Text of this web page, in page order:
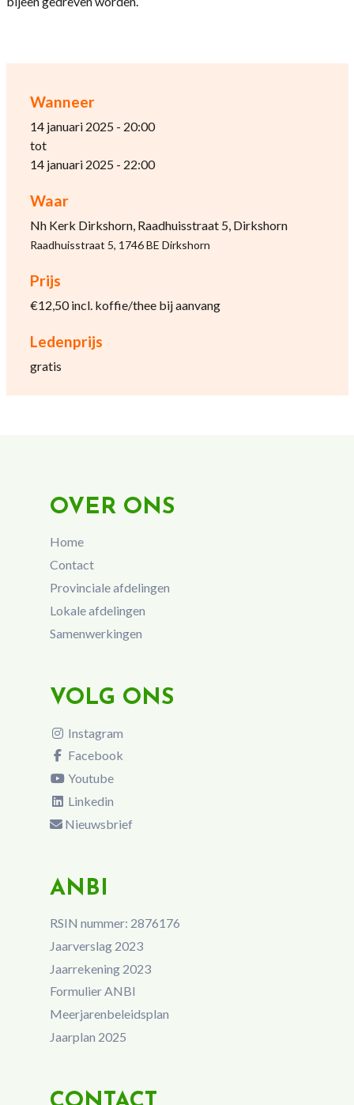
Wanneer
14 januari 2025 - 20:00
tot
14 januari 2025 - 22:00
Waar
Nh Kerk Dirkshorn, Raadhuisstraat 5, Dirkshorn
Raadhuisstraat 5, 1746 BE Dirkshorn
Prijs
€12,50 incl. koffie/thee bij aanvang
Ledenprijs
gratis
OVER ONS
Home
Contact
Provinciale afdelingen
Lokale afdelingen
Samenwerkingen
VOLG ONS
Instagram
Facebook
Youtube
Linkedin
Nieuwsbrief
ANBI
RSIN nummer: 2876176
Jaarverslag 2023
Jaarrekening 2023
Formulier ANBI
Meerjarenbeleidsplan
Jaarplan 2025